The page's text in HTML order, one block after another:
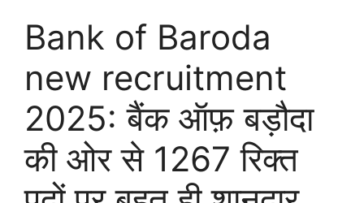
Bank of Baroda
new recruitment
2025: बैंक ऑफ़ बड़ौदा
की ओर से 1267 रिक्त